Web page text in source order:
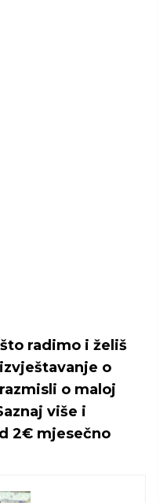
radimo i želiš
o
o maloj
više i
2€ mjesečno